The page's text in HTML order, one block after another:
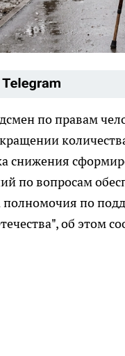
по правам
снижения
по вопросам
полномочия по
об этом